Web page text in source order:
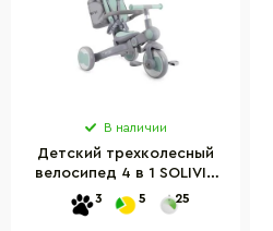
В наличии
Детский трехколесный
велосипед 4 в 1 SOLIVIA
MoMi ROTR00018 green
3 5 25